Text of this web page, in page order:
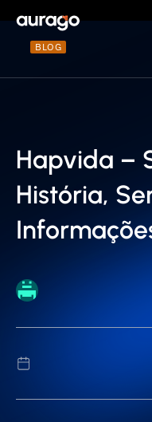
BLOG
Hapvida –
História,